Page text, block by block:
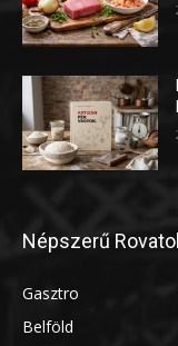
Népszerű
Gasztro
Belföld